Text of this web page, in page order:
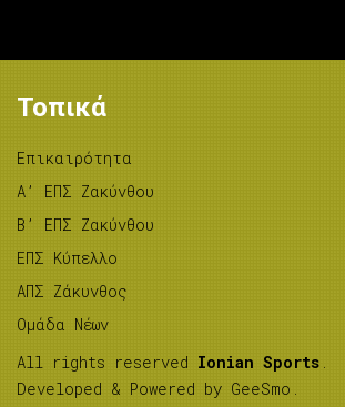
Τοπικά
Επικαιρότητα
A’ ΕΠΣ Ζακύνθου
B’ ΕΠΣ Ζακύνθου
ΕΠΣ Κύπελλο
ΑΠΣ Ζάκυνθος
Ομάδα Νέων
All rights reserved Ionian Sports
Developed & Powered by GeeSmo